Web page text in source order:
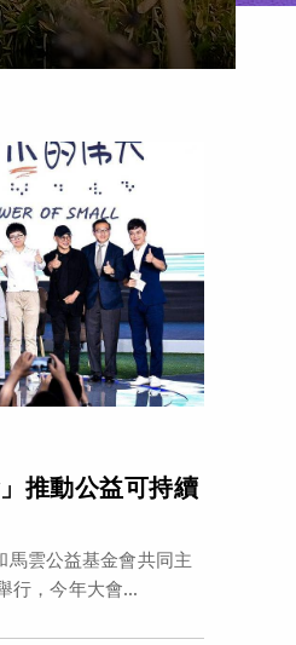
推動公益可持續
馬雲公益基金會共同主
行，今年大會...